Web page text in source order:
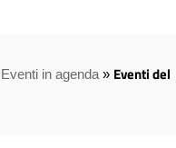
Eventi in agenda» Eventi del